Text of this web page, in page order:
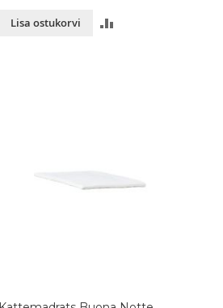
Lisa ostukorvi